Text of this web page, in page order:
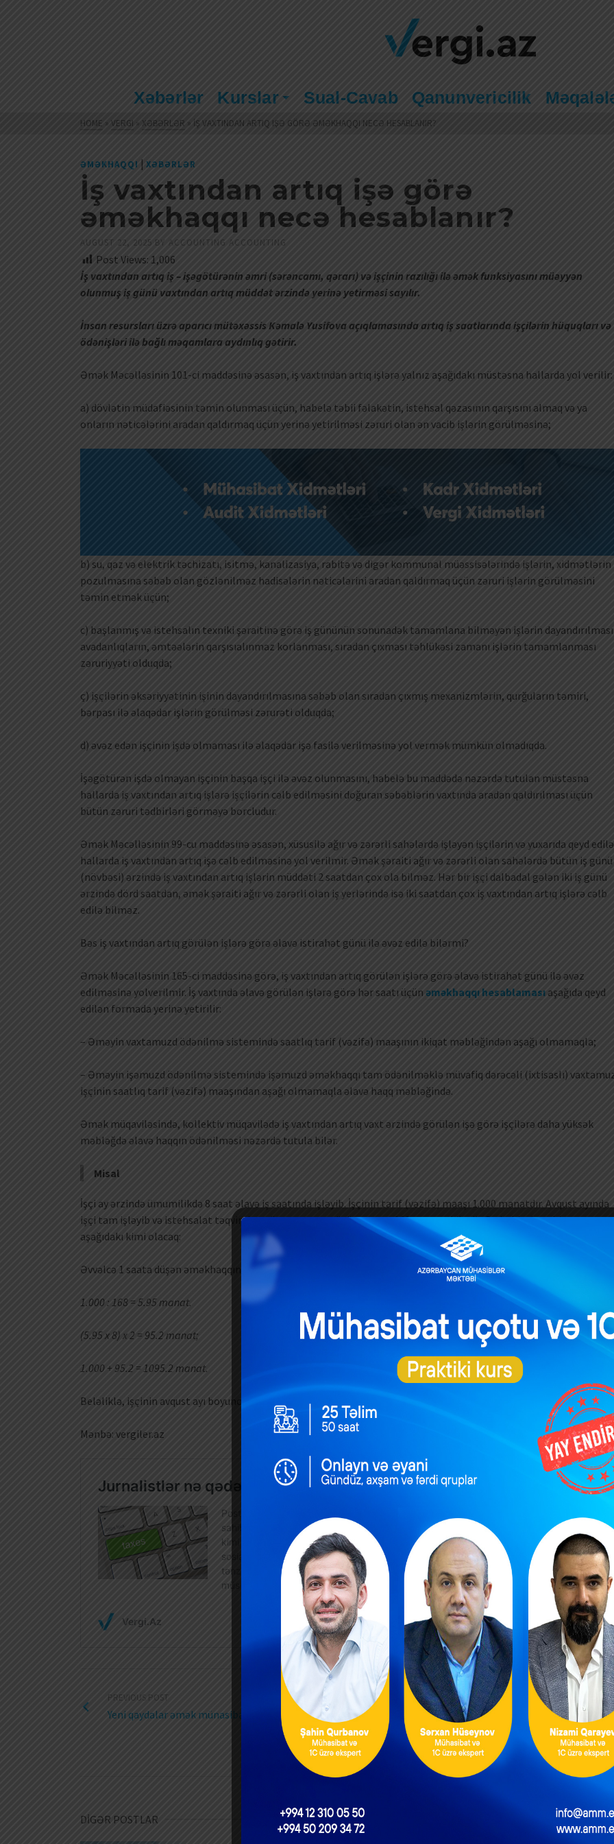
Xəbərlər Kurslar Sual-Cavab Qanunvericilik
HOME » VERGI » XƏBƏRLƏR » İŞ VAXTINDAN ARTIQ IŞƏ GÖRƏ ƏMƏKHAQQI NECƏ HESABLANIR?
ƏMƏKHAQQI | XƏBƏRLƏR
İş vaxtından artıq işə görə
əməkhaqqı necə hesablanır?
AUGUST 22, 2025 BY ACCOUNTING ACCOUNTING
Post Views: 1,006
İş vaxtından artıq iş – işəgötürənin əmri (sərəncamı, qərarı) və işçinin razılığı ilə əmək funksiyasını müəyyən
olunmuş iş günü vaxtından artıq müddət ərzində yerinə yetirməsi sayılır.
İnsan resursları üzrə aparıcı mütəxəssis Kəmalə Yusifova açıqlamasında artıq iş saatlarında işçilərin hüquqları və
ödənişləri ilə bağlı məqamlara aydınlıq gətirir.
Əmək Məcəlləsinin 101-ci maddəsinə əsasən, iş vaxtından artıq işlərə yalnız aşağıdakı müstəsna hallarda yol verilir:
a) dövlətin müdafiəsinin təmin olunması üçün, habelə təbii fəlakətin, istehsal qəzasının qarşısını almaq və ya
onların nəticələrini aradan qaldırmaq üçün yerinə yetirilməsi zəruri olan ən vacib işlərin görülməsinə;
b) su, qaz və elektrik təchizatı, isitmə, kanalizasiya, rabitə və digər kommunal müəssisələrində işlərin, xidmətlərin
pozulmasına səbəb olan gözlənilməz hadisələrin nəticələrini aradan qaldırmaq üçün zəruri işlərin görülməsini
təmin etmək üçün;
c) başlanmış və istehsalın texniki şəraitinə görə iş gününün sonunadək tamamlana bilməyən işlərin dayandırılması
avadanlıqların, əmtəələrin qarşısıalınmaz korlanması, sıradan çıxması təhlükəsi zamanı işlərin tamamlanması
zəruriyyəti olduqda;
ç) işçilərin əksəriyyətinin işinin dayandırılmasına səbəb olan sıradan çıxmış mexanizmlərin, qurğuların təmiri,
bərpası ilə əlaqədar işlərin görülməsi zərurəti olduqda;
d) əvəz edən işçinin işdə olmaması ilə əlaqədar işə fasilə verilməsinə yol vermək mümkün olmadıqda.
İşəgötürən işdə olmayan işçinin başqa işçi ilə əvəz olunmasını, habelə bu maddədə nəzərdə tutulan müstəsna
hallarda iş vaxtından artıq işlərə işçilərin cəlb edilməsini doğuran səbəblərin vaxtında aradan qaldırılması üçün
bütün zəruri tədbirləri görməyə borcludur.
Əmək Məcəlləsinin 99-cu maddəsinə əsasən, xüsusilə ağır və zərərli sahələrdə işləyən işçilərin və yuxarıda qeyd
hallarda iş vaxtından artıq işə cəlb edilməsinə yol verilmir. Əmək şəraiti ağır və zərərli olan sahələrdə bütün iş günü
(növbəsi) ərzində iş vaxtından artıq işlərin müddəti 2 saatdan çox ola bilməz. Hər bir işçi dalbadal gələn iki iş günü
ərzində dörd saatdan, əmək şəraiti ağır və zərərli olan iş yerlərində isə iki saatdan çox iş vaxtından artıq işlərə cəlb
edilə bilməz.
Bəs iş vaxtından artıq görülən işlərə görə əlavə istirahət günü ilə əvəz edilə bilərmi?
Əmək Məcəlləsinin 165-ci maddəsinə görə, iş vaxtından artıq görülən işlərə görə əlavə istirahət günü ilə əvəz
edilməsinə yolverilmir. İş vaxtında əlavə görülən işlərə görə hər saatı üçün əməkhaqqı hesablaması aşağıda qeyd
edilən formada yerinə yetirilir:
– Əməyin vaxtamuzd ödənilmə sistemində saatlıq tarif (vəzifə) maaşının ikiqat məbləğindən aşağı olmamaqla;
– Əməyin işəmuzd ödənilmə sistemində işəmuzd əməkhaqqı tam ödənilməklə müvafiq dərəcəli (ixtisaslı)
işçinin saatlıq tarif (vəzifə) maaşından aşağı olmamaqla əlavə haqq məbləğində.
Əmək müqaviləsində, kollektiv müqavilədə iş vaxtından artıq vaxt ərzində görülən işə görə işçilərə daha yüksək
məbləğdə əlavə haqqın ödənilməsi nəzərdə tutula bilər.
Misal
İşçi ay ərzində ümumilikdə 8 saat əlavə iş saatında işləyib. İşçinin tarif (vəzifə) maaşı 1.000 manatdır. Avqust ayında
işçi tam işləyib və istehsalat təqviminə görə avqust ayı üçün norma 168 saat təşkil edir. Bu halda, hesablama
aşağıdakı kimi olacaq:
Əvvəlcə 1 saata düşən əməkhaqqını tapaq:
1.000 : 168 = 5.95 manat.
(5.95 x 8) x 2 = 95.2 manat;
1.000 + 95.2 = 1095.2 manat.
Beləliklə, işçinin avqust ayı boyunca GROSS (dəqiq məbləğ) əməkhaqqı 1.095.2 manat olacaq.
Mənbə: vergiler.az
PREVIOUS POST
Yeni qaydalar əmək münasibətlərinə nəzarəti gücləndirəcək
NEXT POST
İşçilərə ödənilən yemək xərclərinin gəlirdən çıxılması
DİGƏR POSTLAR